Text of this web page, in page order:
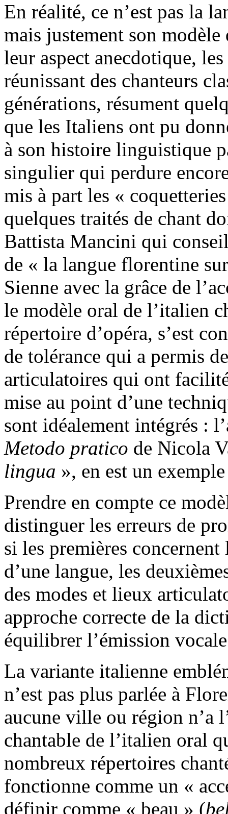
En réalité, ce n’est pas la
mais justement son
leur aspect anecdotique,
réunissant des chanteurs
générations, résument
que les Italiens ont pu
à son histoire linguistique
singulier qui perdure
mis à part les «
quelques traités de chant
Battista Mancini qui
de « la langue florentine
Sienne avec la grâce de
le modèle oral de l’italien
répertoire d’opéra, s’est
de tolérance qui a permis
articulatoires qui ont
mise au point d’une
sont idéalement intégrés :
Metodo pratico de Nicola
lingua », en est un
Prendre en compte ce
distinguer les erreurs de
si les premières
d’une langue, les
des modes et lieux
approche correcte de la
équilibrer l’émission
La variante italienne
n’est pas plus parlée à
aucune ville ou région n’a
chantable de l’italien oral
nombreux répertoires
fonctionne comme un «
définir comme « beau » (